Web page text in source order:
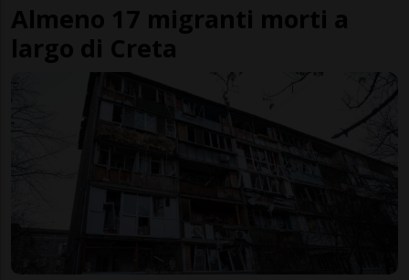
Almeno 17 migranti morti a
largo di Creta